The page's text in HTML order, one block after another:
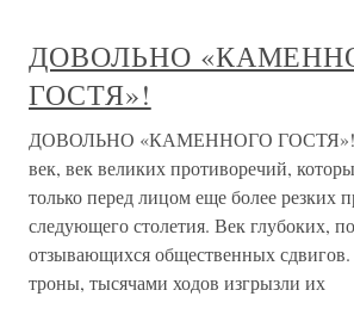
ДОВОЛЬНО
ГОСТЯ»!
ДОВОЛЬНО «КАМЕННОГО ГОСТЯ»!
век, век великих противоречий,
только перед лицом еще более резких
следующего столетия. Век глубоких,
отзывающихся общественных
троны, тысячами ходов изгрызли их